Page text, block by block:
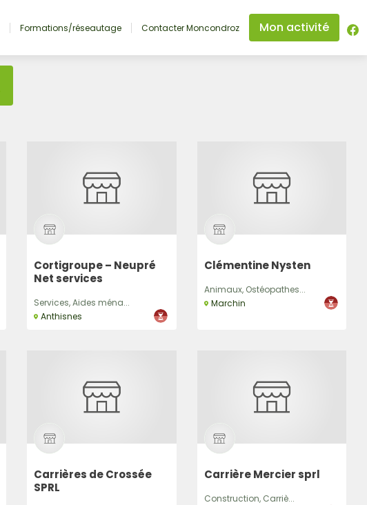
Formations/réseautage Contacter Moncondroz Mon activité
Cortigroupe – Neupré
Net services
Services, Aides ména...
Anthisnes
Clémentine Nysten
Animaux, Ostéopathes...
Marchin
Carrières de Crossée
SPRL
Carrière Mercier sprl
Construction, Carriè...